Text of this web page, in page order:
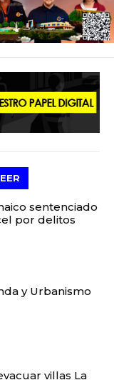
sentenciado
por delitos
y Urbanismo
villas La